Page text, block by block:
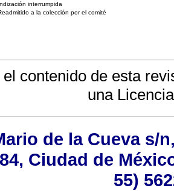
interrumpida
a la colección por el comité
el contenido de esta
una
de la Cueva s/
Ciudad de
55)